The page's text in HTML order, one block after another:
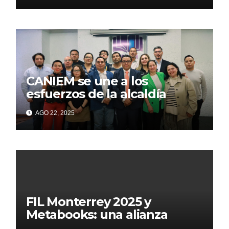
CANIEM se une a los
esfuerzos de la alcaldía
Iztapalapa para acercar a
grupos vulnerables a la
lectura
AGO 22, 2025
FIL Monterrey 2025 y
Metabooks: una alianza